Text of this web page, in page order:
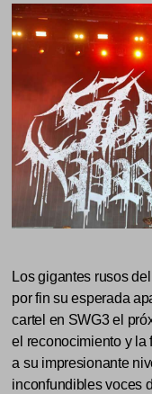
Los gigantes rusos
por fin su esperada
cartel en SWG3 el
el reconocimiento y la
a su impresionante
inconfundibles voces